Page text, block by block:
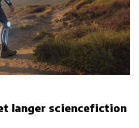
langer sciencefiction